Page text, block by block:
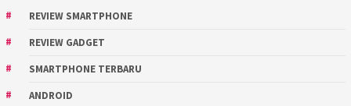
REVIEW SMARTPHONE
REVIEW GADGET
SMARTPHONE TERBARU
ANDROID